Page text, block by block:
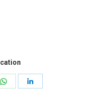
Partager